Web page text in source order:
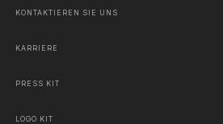
KONTAKTIEREN SIE UNS
KARRIERE
PRESS KIT
LOGO KIT